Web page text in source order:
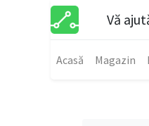
Vă
Acasă Magazin